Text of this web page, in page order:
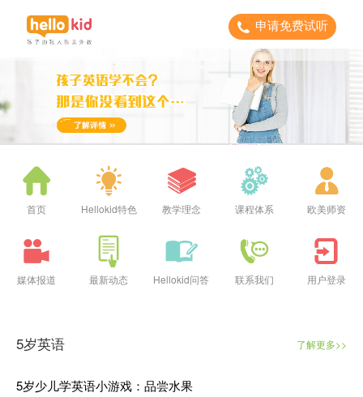
申请免费试听
首页 Hellokid特色 教学理念 课程体系 欧美师资
媒体报道 最新动态 Hellokid问答 联系我们 用户登录
5岁英语 了解更多>>
5岁少儿学英语小游戏：品尝水果